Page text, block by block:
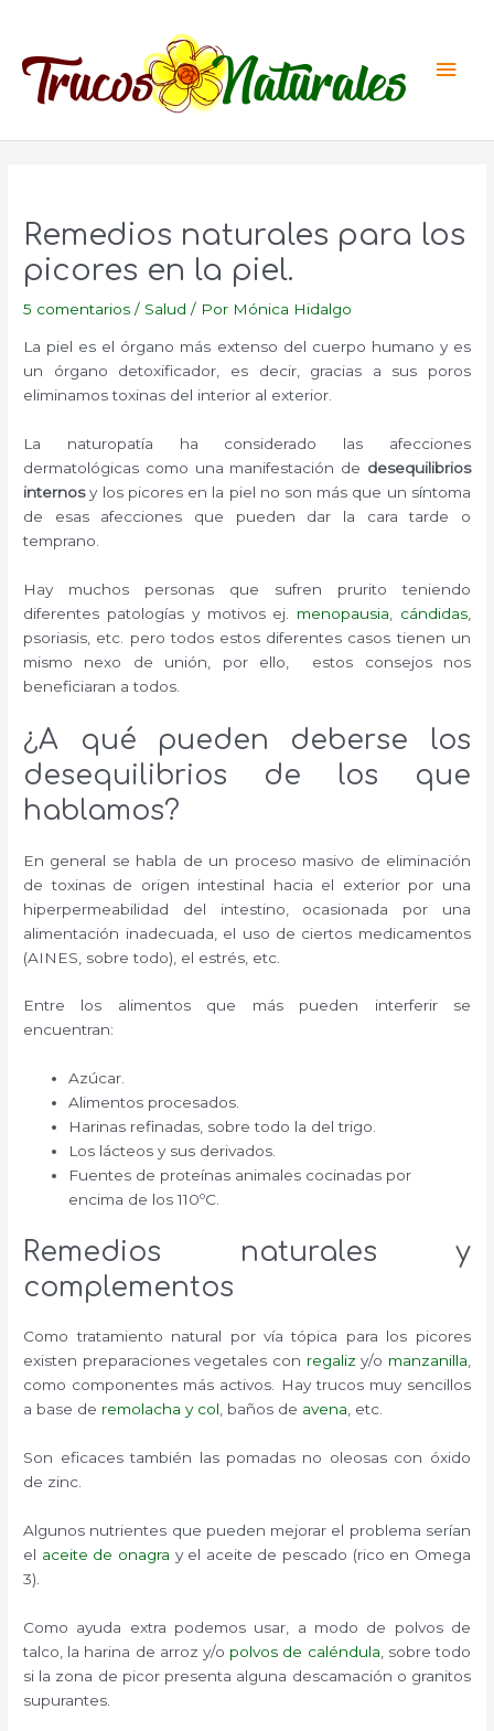
contenido
Remedios naturales para los
picores en la piel.
5 comentarios / Salud / Por Mónica Hidalgo
La piel es el órgano más extenso del cuerpo humano y es
un órgano detoxificador, es decir, gracias a sus poros
eliminamos toxinas del interior al exterior.
La naturopatía ha considerado las afecciones
dermatológicas como una manifestación de desequilibrios
internosy los picores en la piel no son más que un síntoma
de esas afecciones que pueden dar la cara tarde o
temprano.
Hay muchos personas que sufren prurito teniendo
diferentes patologías y motivos ej. menopausia cándidas,
psoriasis, etc. pero todos estos diferentes casos tienen un
mismo nexo de unión, por ello, estos consejos nos
beneficiaran a todos.
¿A qué pueden deberse los
desequilibrios de los que
hablamos?
En general se habla de un proceso masivo de eliminación
de toxinas de origen intestinal hacia el exterior por una
hiperpermeabilidad del intestino, ocasionada por una
alimentación inadecuada, el uso de ciertos medicamentos
(AINES, sobre todo), el estrés, etc.
Entre los alimentos que más pueden interferir se
encuentran:
Azúcar.
Alimentos procesados.
Harinas refinadas, sobre todo la del trigo.
Los lácteos y sus derivados.
Fuentes de proteínas animales cocinadas por
encima de los 110ºC.
Remedios naturales y
complementos
Como tratamiento natural por vía tópica para los picores
existen preparaciones vegetales con regaliz y/o manzanilla,
como componentes más activos. Hay trucos muy sencillos
a base de remolacha y col, baños de avena, etc.
Son eficaces también las pomadas no oleosas con óxido
de zinc.
Algunos nutrientes que pueden mejorar el problema serían
el aceite de onagra y el aceite de pescado (rico en Omega
3).
Como ayuda extra podemos usar, a modo de polvos de
talco, la harina de arroz y/o polvos de caléndula , sobre todo
si la zona de picor presenta alguna descamación o granitos
supurantes.